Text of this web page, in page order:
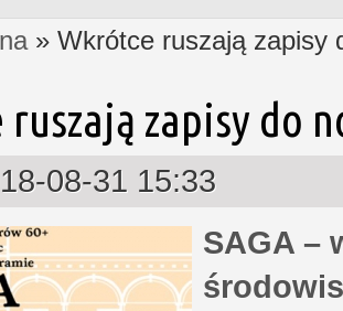
» Wkrótce ruszają zapisy
zapisy do
08-31 15:33
SAGA –